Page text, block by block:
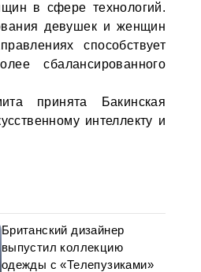
в сфере технологий.
девушек и женщин
способствует
сбалансированного
принята Бакинская
интеллекту и
Британский дизайнер
выпустил коллекцию
одежды с «Телепузиками»